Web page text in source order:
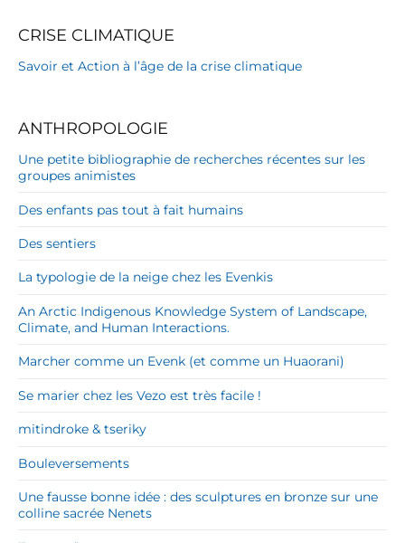
CRISE CLIMATIQUE
Savoir et Action à l’âge de la crise climatique
ANTHROPOLOGIE
Une petite bibliographie de recherches récentes sur les
groupes animistes
Des enfants pas tout à fait humains
Des sentiers
La typologie de la neige chez les Evenkis
An Arctic Indigenous Knowledge System of Landscape,
Climate, and Human Interactions.
Marcher comme un Evenk (et comme un Huaorani)
Se marier chez les Vezo est très facile !
mitindroke & tseriky
Bouleversements
Une fausse bonne idée : des sculptures en bronze sur une
colline sacrée Nenets